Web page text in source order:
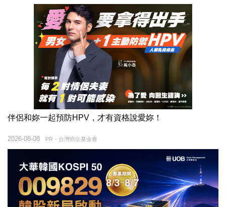
伴侶和妳一起預防HPV，才有資格說愛妳！
PR・台灣癌症基金會
2026-08-08